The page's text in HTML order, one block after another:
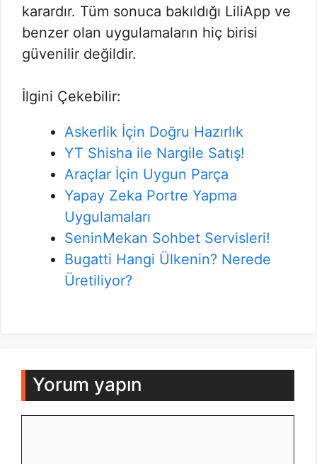
karardır. Tüm sonuca bakıldığı LiliApp ve
benzer olan uygulamaların hiç birisi
güvenilir değildir.
İlgini Çekebilir:
Askerlik İçin Doğru Hazırlık
YT Shisha ile Nargile Satış!
Araçlar İçin Uygun Parça
Yapay Zeka Portre Yapma
Uygulamaları
SeninMekan Sohbet Servisleri!
Bugatti Hangi Ülkenin? Nerede
Üretiliyor?
Yorum yapın